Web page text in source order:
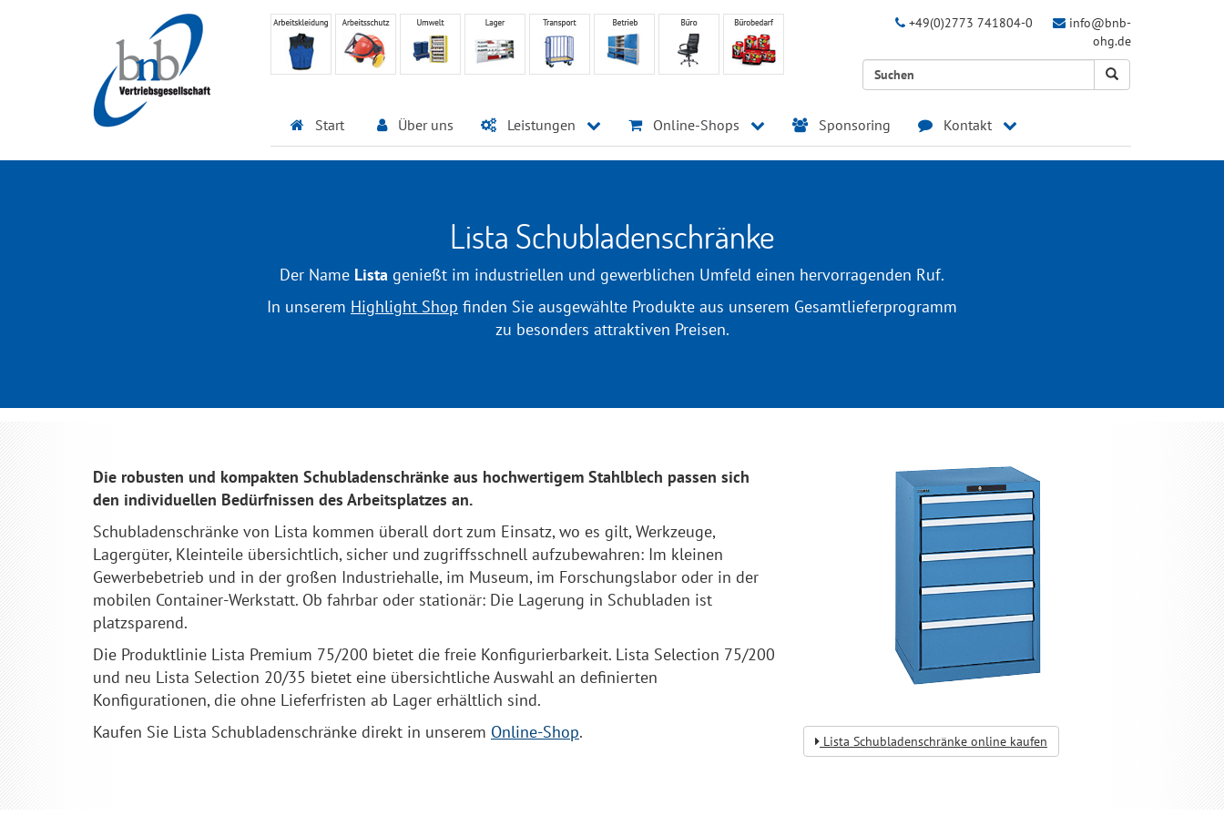
+49(0)2773 741804-0
info@bnb-
ohg.de
Start Über uns Leistungen Online-Shops Sponsoring Kontakt
Lista Schubladenschränke
Der Name Lista genießt im industriellen und gewerblichen Umfeld einen hervorragenden Ruf.
In unserem Highlight Shop finden Sie ausgewählte Produkte aus unserem Gesamtlieferprogramm
zu besonders attraktiven Preisen.
Die robusten und kompakten Schubladenschränke aus hochwertigem Stahlblech passen sich
den individuellen Bedürfnissen des Arbeitsplatzes an.
Schubladenschränke von Lista kommen überall dort zum Einsatz, wo es gilt, Werkzeuge,
Lagergüter, Kleinteile übersichtlich, sicher und zugriffsschnell aufzubewahren: Im kleinen
Gewerbebetrieb und in der großen Industriehalle, im Museum, im Forschungslabor oder in der
mobilen Container-Werkstatt. Ob fahrbar oder stationär: Die Lagerung in Schubladen ist
platzsparend.
Die Produktlinie Lista Premium 75/200 bietet die freie Konfigurierbarkeit. Lista Selection 75/200
und neu Lista Selection 20/35 bietet eine übersichtliche Auswahl an definierten
Konfigurationen, die ohne Lieferfristen ab Lager erhältlich sind.
Kaufen Sie Lista Schubladenschränke direkt in unserem Online-Shop. Lista Schubladenschränke online kaufen